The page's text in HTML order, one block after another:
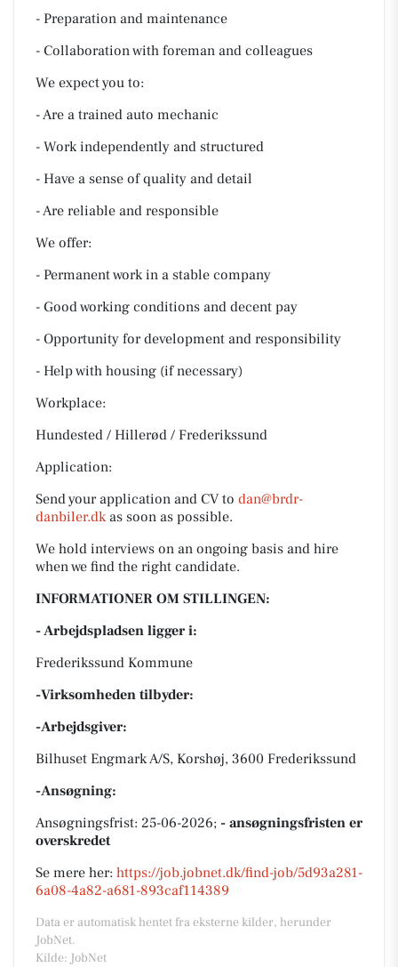
- Preparation and maintenance
- Collaboration with foreman and colleagues
We expect you to:
- Are a trained auto mechanic
- Work independently and structured
- Have a sense of quality and detail
- Are reliable and responsible
We offer:
- Permanent work in a stable company
- Good working conditions and decent pay
- Opportunity for development and responsibility
- Help with housing (if necessary)
Workplace:
Hundested / Hillerød / Frederikssund
Application:
Send your application and CV to dan@brdr-
danbiler.dkas soon as possible.
We hold interviews on an ongoing basis and hire
when we find the right candidate.
INFORMATIONER OM STILLINGEN:
- Arbejdspladsen ligger i:
Frederikssund Kommune
-Virksomheden tilbyder:
-Arbejdsgiver:
Bilhuset Engmark A/S, Korshøj, 3600 Frederikssund
-Ansøgning:
Ansøgningsfrist: 25-06-2026; - ansøgningsfristen er
overskredet
Se mere her: https://job.jobnet.dk/find-job/5d93a281-
6a08-4a82-a681-893caf114389
Data er automatisk hentet fra eksterne kilder, herunder
JobNet.
Kilde: JobNet